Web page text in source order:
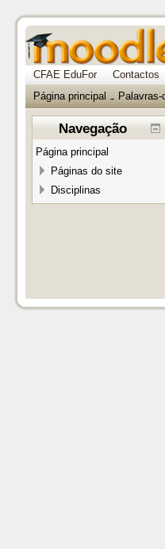
CFAE EduFor Contactos
Página principal
→ Palavras-
Navegação
Página principal
Páginas do site
Disciplinas